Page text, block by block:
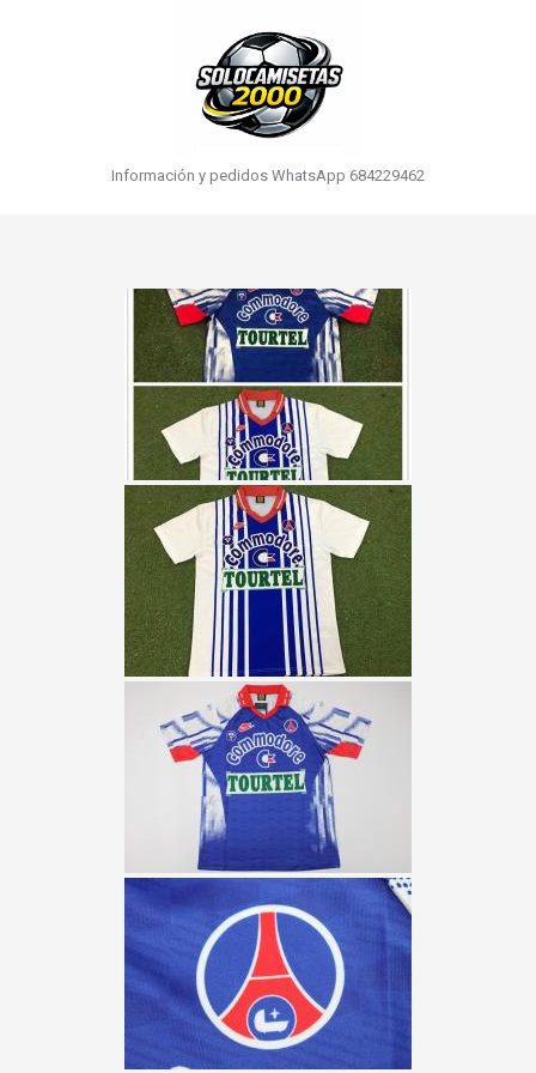
Información y pedidos WhatsApp 684229462